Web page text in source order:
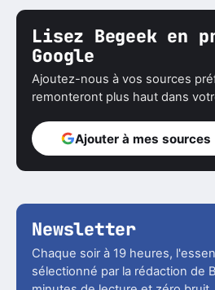
Lisez Begeek en
Google
Ajoutez-nous à vos sources
remonteront plus haut dans
Ajouter à mes sources
Newsletter
Chaque soir à 19 heures,
sélectionné par la rédaction de